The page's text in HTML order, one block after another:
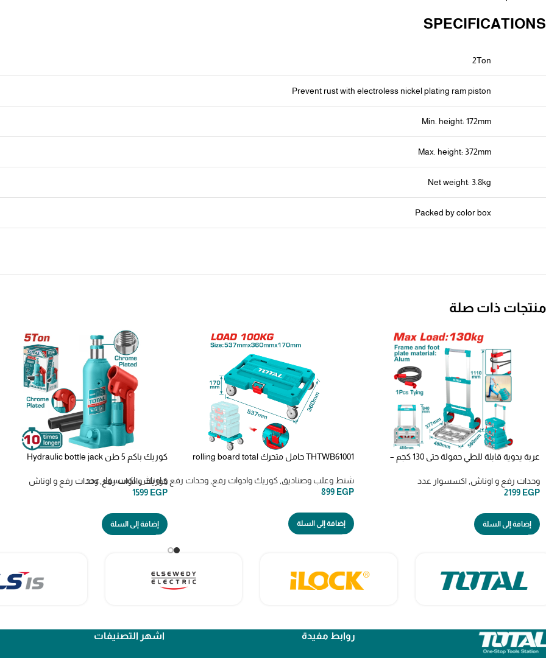
SPECIFICATIONS
2Ton
Prevent rust with electroless nickel plating ram piston
Min. height: 172mm
Max. height: 372mm
Net weight: 3.8kg
Packed by color box
منتجات ذات صلة
عربة يدوية قابلة للطي حمولة حتى 130 كجم –
وحدات رفع و اوناش اكسسوار عدد
2199 EGP
إضافة إلى السلة
THTWB61001 حامل متحرك rolling board total
شنط وعلب وصناديق كوريك وادوات رفع وحدات رفع و اوناش,اكسسوار عدد
899 EGP
إضافة إلى السلة
كوريك باكم 5 طن Hydraulic bottle jack
كوريك وادوات رفع وحدات رفع و اوناش
1599 EGP
إضافة إلى السلة
روابط مفيدة اشهر التصنيفات